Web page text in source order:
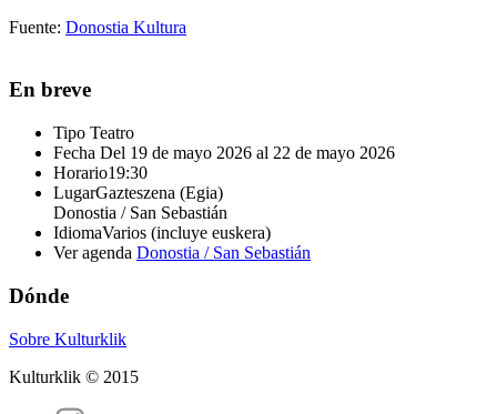
Fuente: Donostia Kultura
En breve
Tipo Teatro
Fecha Del 19 de mayo 2026 al 22 de mayo 2026
Horario19:30
LugarGazteszena (Egia)
Donostia / San Sebastián
IdiomaVarios (incluye euskera)
Ver agenda Donostia / San Sebastián
Dónde
Sobre Kulturklik
Kulturklik © 2015